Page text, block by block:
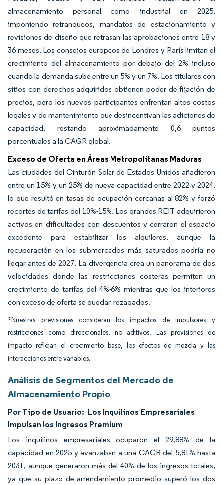
almacenamiento personal como industrial en 2025,
imponiendo retranqueos, mandatos de estacionamiento y
revisiones de diseño que retrasan las aprobaciones entre 18 y
36 meses. Los consejos europeos de Londres y París limitan el
crecimiento del almacenamiento por debajo del 2% incluso
cuando la demanda sube entre un 5% y un 7%. Los titulares con
sitios con derechos adquiridos obtienen poder de fijación de
precios, pero los nuevos participantes enfrentan altos costos
legales y de mantenimiento que desincentivan las adiciones de
capacidad, restando aproximadamente 0,6 puntos
porcentuales a la CAGR global.
Exceso de Oferta en Áreas Metropolitanas Maduras
Las ciudades del Cinturón Solar de Estados Unidos añadieron
entre un 15% y un 25% de nueva capacidad entre 2022 y 2024,
lo que resultó en tasas de ocupación cercanas al 82% y forzó
recortes de tarifas del 10%-15%. Los grandes REIT adquirieron
activos en dificultades con descuentos y cerraron el espacio
excedente para estabilizar los alquileres, aunque la
recuperación en los submercados más saturados podría no
llegar antes de 2027. La divergencia crea un panorama de dos
velocidades donde las restricciones costeras permiten un
crecimiento de tarifas del 4%-6% mientras que los interiores
con exceso de oferta se quedan rezagados.
*Nuestras previsiones consideran los impactos de impulsores y
restricciones como direccionales, no aditivos. Las previsiones de
impacto reflejan el crecimiento base, los efectos de mezcla y las
interacciones entre variables.
Análisis de Segmentos del Mercado de
Almacenamiento Propio
Por Tipo de Usuario: Los Inquilinos Empresariales
Impulsan los Ingresos Premium
Los inquilinos empresariales ocuparon el 29,88% de la
capacidad en 2025 y avanzaban a una CAGR del 5,81% hasta
2031, aunque generaron más del 40% de los ingresos totales,
ya que su plazo de arrendamiento promedio superó los dos